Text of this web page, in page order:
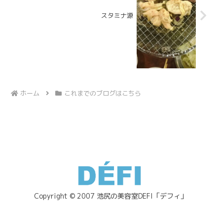
スタミナ源
ホーム これまでのブログはこちら
Copyright © 2007 池尻の美容室DEFI「デフィ」